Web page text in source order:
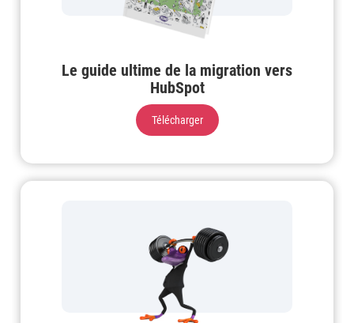
Le guide ultime de la migration vers
HubSpot
Télécharger